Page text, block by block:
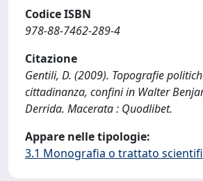
Codice ISBN
978-88-7462-289-4
Citazione
Gentili, D. (2009). Topografie
cittadinanza, confini in Walter
Derrida. Macerata : Quodlibet.
Appare nelle tipologie:
3.1 Monografia o trattato